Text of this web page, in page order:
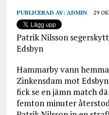
PUBLICERAD AV: ADMIN 29
Patrik Nilsson
Edsbyn
Hammarby vann
Zinkensdam mot
fick se en jämn match
femton minuter